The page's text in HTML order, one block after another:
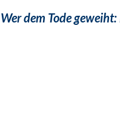
Wer dem Tode